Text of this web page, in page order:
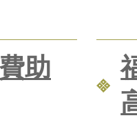
助